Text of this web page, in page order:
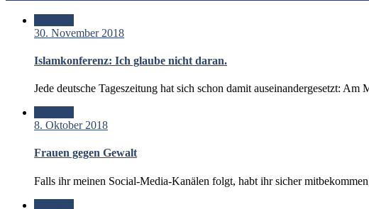
30. November 2018
Islamkonferenz: Ich glaube nicht daran.
Jede deutsche Tageszeitung hat sich schon damit auseinandergesetzt:
8. Oktober 2018
Frauen gegen Gewalt
Falls ihr meinen Social-Media-Kanälen folgt, habt ihr sicher